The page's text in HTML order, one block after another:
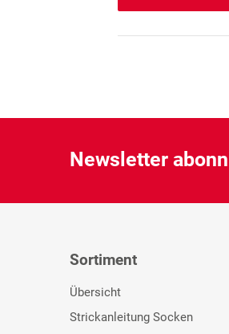
Newsletter
Sortiment
Übersicht
Strickanleitung Socken